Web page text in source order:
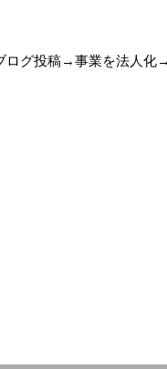
グ投稿→事業を法人化→